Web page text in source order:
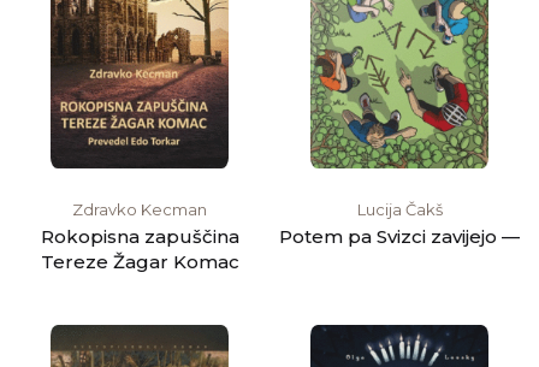
Zdravko Kecman
Rokopisna zapuščina
Tereze Žagar Komac
Lucija Čakš
Potem pa Svizci zavijejo —